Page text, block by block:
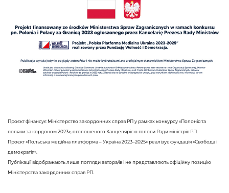
Проєкт фінансує Міністерство закордонних справ РП у рамках конкурсу «Полонія та
поляки за кордоном 2023», оголошеного Канцелярією голови Ради міністрів РП.
Проєкт «Польська медійна платформа – Україна 2023–2025» реалізує фундація «Свобода і
демократія».
Публікації відображають лише погляди автора/ів і не представляють офіційну позицію
Міністерства закордонних справ РП.